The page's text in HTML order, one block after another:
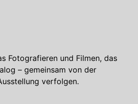
Fotografieren und Filmen, das
– gemeinsam von der
verfolgen.